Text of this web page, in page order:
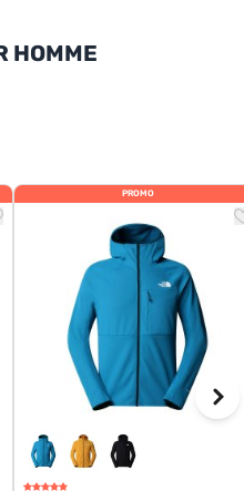
HOMME
PROMO